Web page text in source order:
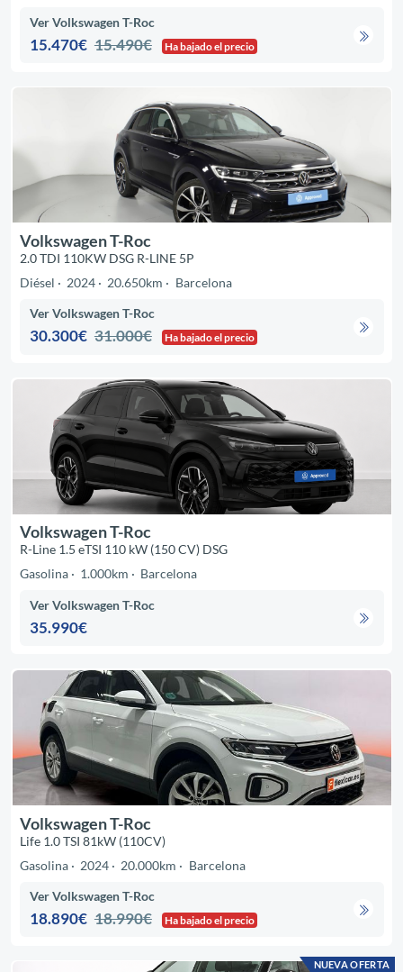
Ver Volkswagen T-Roc
15.470€ 15.490€ Ha bajado el precio
Volkswagen T-Roc
2.0 TDI 110KW DSG R-LINE 5P
Diésel
2024 20.650km Barcelona
Ver Volkswagen T-Roc
30.300€ 31.000€ Ha bajado el precio
Volkswagen T-Roc
R-Line 1.5 eTSI 110 kW (150 CV) DSG
Gasolina
1.000km Barcelona
Ver Volkswagen T-Roc
35.990€
Volkswagen T-Roc
Life 1.0 TSI 81kW (110CV)
Gasolina
2024 20.000km Barcelona
Ver Volkswagen T-Roc
18.890€ 18.990€ Ha bajado el precio
NUEVA OFERTA